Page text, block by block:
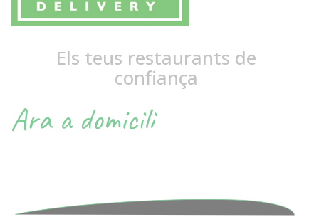
Els teus restaurants de
confiança
Ara a domicili